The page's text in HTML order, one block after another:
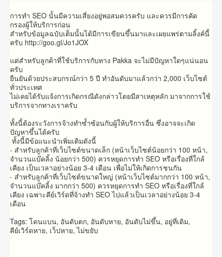
การทำ SEO นั้นมีความเสี่ยงอยู่พอสมควรครับ และควรมีการคัด
กรองผู้ให้บริการก่อน
สำหรับข้อมูลฉบับเต็มนั้นได้มีการเขียนขึ้นมาและเผยแพร่ตามลิ้งค์นี้
ครับ http://goo.gl/Jo1JOX
แต่สำหรับลูกค้าที่ใช้บริการกับทาง Pakka จะไม่มีปัญหาใดๆแน่นอน
ครับ
ยืนยันด้วยประสบกรณ์กว่า 5 ปี ทำอันดับมาแล้วกว่า 2,000 เว็บไซต์
ทั่วประเทศ
ไม่เคยได้รับแจ้งการเกิดกรณีดังกล่าวโดยมีสาเหตุหลัก มาจากการใช้
บริการจากทางเราครับ
ทั้งนี้ต้องระวังการจ้างทำซ้ำซ้อนกับผู้ให้บริการอื่น ซึ่งอาจจะเกิด
ปัญหาขึ้นได้ครับ
ทั้งนี้มีข้อแนะนำเพิ่มเติมดังนี้
- สำหรับลูกค้าที่เว็บไซต์ขนาดเล็ก (หน้าเว็บไซต์น้อยกว่า 100 หน้า,
จำนวนแบ๊คลิ้ง น้อยกว่า 500) ควรหยุดการทำ SEO หรือเรื่องที่ใกล้
เคียง เป็นเวลาอย่างน้อย 3-4 เดือน เพื่อไม่ให้เกิดการชนกัน
- สำหรับลูกค้าที่เว็บไซต์ขนาดใหญ่ (หน้าเว็บไซต์มากกว่า 100 หน้า,
จำนวนแบ๊คลิ้ง มากกว่า 500) ควรหยุดการทำ SEO หรือเรื่องที่ใกล้
เคียง เฉพาะคีย์เวิร์ดที่จ้างทำ SEO ไปแล้วเป็นเวลาอย่างน้อย 3-4
เดือน
Tags: โดนแบน, อันดับตก, อันดับหาย, อันดับไม่ขึ้น, อยู่ที่เดิม,
คีย์เวิร์ดหาย, เว็ปหาย, ไม่ขยับ